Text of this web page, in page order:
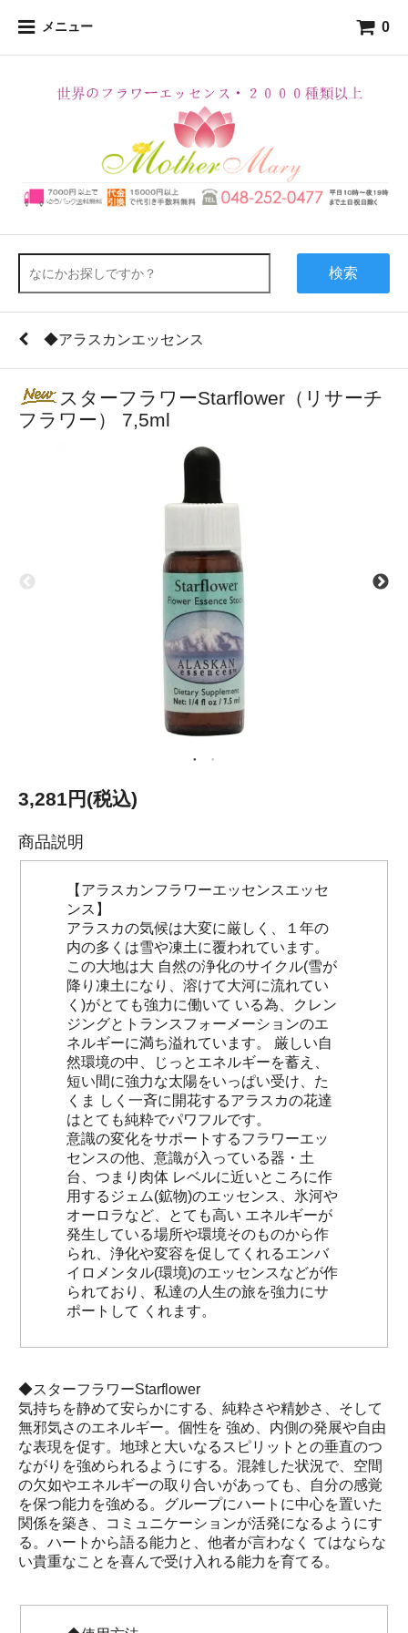
メニュー 0
検索
◆アラスカンエッセンス
スターフラワーStarflower（リサーチ
フラワー） 7,5ml
3,281円(税込)
商品説明
【アラスカンフラワーエッセンスエッセ
ンス】
アラスカの気候は大変に厳しく、１年の
内の多くは雪や凍土に覆われています。
この大地は大 自然の浄化のサイクル(雪が
降り凍土になり、溶けて大河に流れてい
く)がとても強力に働いて いる為、クレン
ジングとトランスフォーメーションのエ
ネルギーに満ち溢れています。 厳しい自
然環境の中、じっとエネルギーを蓄え、
短い間に強力な太陽をいっぱい受け、た
くま しく一斉に開花するアラスカの花達
はとても純粋でパワフルです。
意識の変化をサポートするフラワーエッ
センスの他、意識が入っている器・土
台、つまり肉体 レベルに近いところに作
用するジェム(鉱物)のエッセンス、氷河や
オーロラなど、とても高い エネルギーが
発生している場所や環境そのものから作
られ、浄化や変容を促してくれるエンバ
イロメンタル(環境)のエッセンスなどが作
られており、私達の人生の旅を強力にサ
ポートして くれます。
◆スターフラワーStarflower
気持ちを静めて安らかにする、純粋さや精妙さ、そして
無邪気さのエネルギー。個性を 強め、内側の発展や自由
な表現を促す。地球と大いなるスピリットとの垂直のつ
ながりを強められるようにする。混雑した状況で、空間
の欠如やエネルギーの取り合いがあっても、自分の感覚
を保つ能力を強める。グループにハートに中心を置いた
関係を築き、コミュニケーションが活発になるようにす
る。ハートから語る能力と、他者が言わなく てはならな
い貴重なことを喜んで受け入れる能力を育てる。